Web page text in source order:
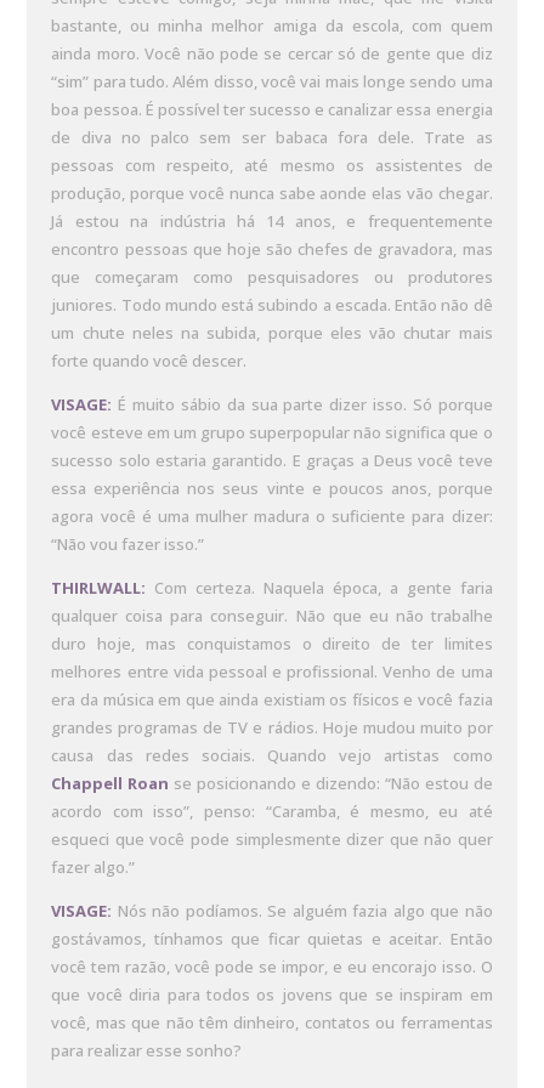
bastante, ou minha melhor amiga da escola, com quem
ainda moro. Você não pode se cercar só de gente que diz
“sim” para tudo. Além disso, você vai mais longe sendo uma
boa pessoa. É possível ter sucesso e canalizar essa energia
de diva no palco sem ser babaca fora dele. Trate as
pessoas com respeito, até mesmo os assistentes de
produção, porque você nunca sabe aonde elas vão chegar.
Já estou na indústria há 14 anos, e frequentemente
encontro pessoas que hoje são chefes de gravadora, mas
que começaram como pesquisadores ou produtores
juniores. Todo mundo está subindo a escada. Então não dê
um chute neles na subida, porque eles vão chutar mais
forte quando você descer.
VISAGE: É muito sábio da sua parte dizer isso. Só porque
você esteve em um grupo superpopular não significa que o
sucesso solo estaria garantido. E graças a Deus você teve
essa experiência nos seus vinte e poucos anos, porque
agora você é uma mulher madura o suficiente para dizer:
“Não vou fazer isso.”
THIRLWALL: Com certeza. Naquela época, a gente faria
qualquer coisa para conseguir. Não que eu não trabalhe
duro hoje, mas conquistamos o direito de ter limites
melhores entre vida pessoal e profissional. Venho de uma
era da música em que ainda existiam os físicos e você fazia
grandes programas de TV e rádios. Hoje mudou muito por
causa das redes sociais. Quando vejo artistas como
Chappell Roan se posicionando e dizendo: “Não estou de
acordo com isso”, penso: “Caramba, é mesmo, eu até
esqueci que você pode simplesmente dizer que não quer
fazer algo.”
VISAGE: Nós não podíamos. Se alguém fazia algo que não
gostávamos, tínhamos que ficar quietas e aceitar. Então
você tem razão, você pode se impor, e eu encorajo isso. O
que você diria para todos os jovens que se inspiram em
você, mas que não têm dinheiro, contatos ou ferramentas
para realizar esse sonho?